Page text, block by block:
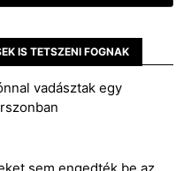
IS TETSZENI FOGNAK
vadásztak egy